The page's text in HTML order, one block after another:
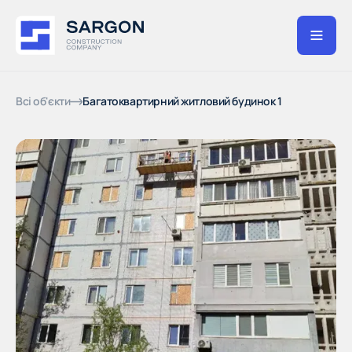
Всі об'єкти Багатоквартирний житловий будинок 1